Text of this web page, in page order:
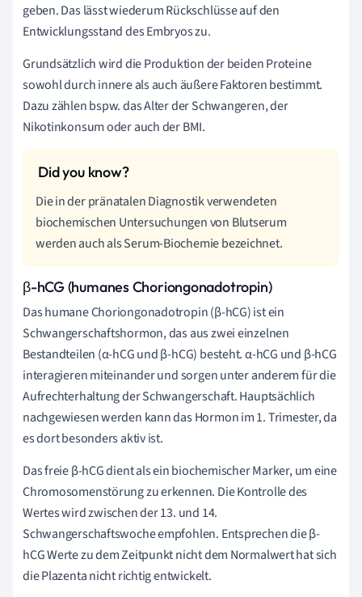
geben. Das lässt wiederum Rückschlüsse auf den
Entwicklungsstand des Embryos zu.
Grundsätzlich wird die Produktion der beiden Proteine
sowohl durch innere als auch äußere Faktoren bestimmt.
Dazu zählen bspw. das Alter der Schwangeren, der
Nikotinkonsum oder auch der BMI.
Die in der pränatalen Diagnostik verwendeten
biochemischen Untersuchungen von Blutserum
werden auch als Serum-Biochemie bezeichnet.
β-hCG (humanes Choriongonadotropin)
Das humane Choriongonadotropin (β-hCG) ist ein
Schwangerschaftshormon, das aus zwei einzelnen
Bestandteilen (α-hCG und β-hCG) besteht. α-hCG und β-hCG
interagieren miteinander und sorgen unter anderem für die
Aufrechterhaltung der Schwangerschaft. Hauptsächlich
nachgewiesen werden kann das Hormon im 1. Trimester, da
es dort besonders aktiv ist.
Das freie β-hCG dient als ein biochemischer Marker, um eine
Chromosomenstörung zu erkennen. Die Kontrolle des
Wertes wird zwischen der 13. und 14.
Schwangerschaftswoche empfohlen. Entsprechen die β-
hCG Werte zu dem Zeitpunkt nicht dem Normalwert hat sich
die Plazenta nicht richtig entwickelt.